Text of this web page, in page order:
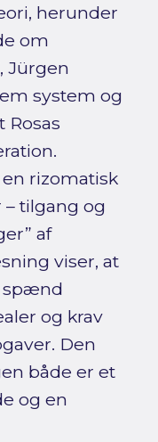
herunder
om
Jürgen
system og
Rosas
rizomatisk
tilgang og
af
viser, at
spænd
og krav
Den
både er et
og en